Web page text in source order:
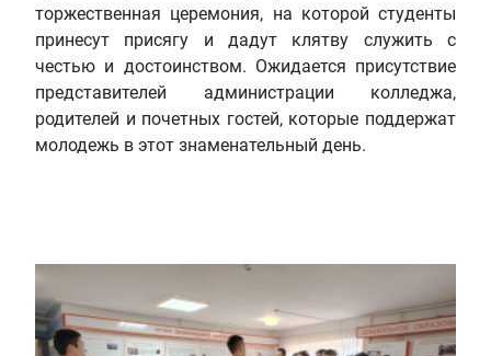
торжественная церемония, на которой студенты
принесут присягу и дадут клятву служить с
честью и достоинством. Ожидается присутствие
представителей администрации колледжа,
родителей и почетных гостей, которые поддержат
молодежь в этот знаменательный день.